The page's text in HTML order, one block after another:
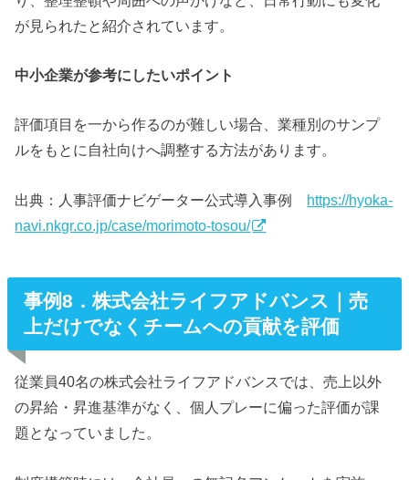
が見られたと紹介されています。
中小企業が参考にしたいポイント
評価項目を一から作るのが難しい場合、業種別のサンプ
ルをもとに自社向けへ調整する方法があります。
出典：人事評価ナビゲーター公式導入事例 https://hyoka-
navi.nkgr.co.jp/case/morimoto-tosou/
事例8．株式会社ライフアドバンス｜売
上だけでなくチームへの貢献を評価
従業員40名の株式会社ライフアドバンスでは、売上以外
の昇給・昇進基準がなく、個人プレーに偏った評価が課
題となっていました。